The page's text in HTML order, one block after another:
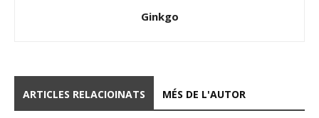
Ginkgo
ARTICLES RELACIOINATS MÉS DE L'AUTOR